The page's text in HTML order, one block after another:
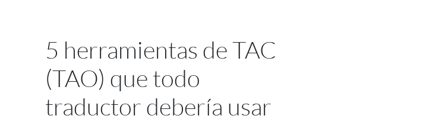
5 herramientas de TAC
(TAO) que todo
traductor debería usar